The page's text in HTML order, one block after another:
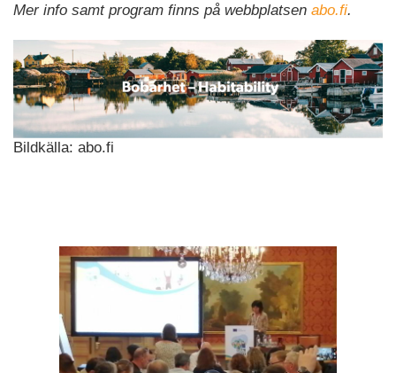
Mer info samt program finns på webbplatsen abo.fi.
Bildkälla: abo.fi